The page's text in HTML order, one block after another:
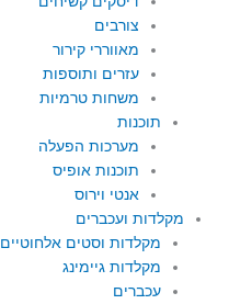
צורבים
מאווררי קירור
עזרים ותוספות
משחות טרמיות
תוכנות
מערכות הפעלה
תוכנות אופיס
אנטי וירוס
מקלדות ועכברים
מקלדות וסטים אלחוטיים
מקלדות גיימינג
עכברים